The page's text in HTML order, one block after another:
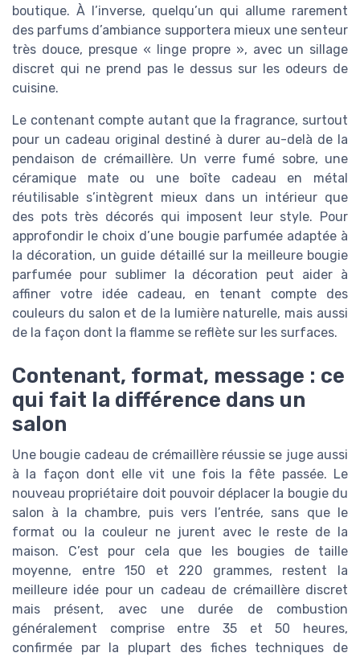
boutique. À l’inverse, quelqu’un qui allume rarement
des parfums d’ambiance supportera mieux une senteur
très douce, presque « linge propre », avec un sillage
discret qui ne prend pas le dessus sur les odeurs de
cuisine.
Le contenant compte autant que la fragrance, surtout
pour un cadeau original destiné à durer au-delà de la
pendaison de crémaillère. Un verre fumé sobre, une
céramique mate ou une boîte cadeau en métal
réutilisable s’intègrent mieux dans un intérieur que
des pots très décorés qui imposent leur style. Pour
approfondir le choix d’une bougie parfumée adaptée à
la décoration, un guide détaillé sur la meilleure bougie
parfumée pour sublimer la décoration peut aider à
affiner votre idée cadeau, en tenant compte des
couleurs du salon et de la lumière naturelle, mais aussi
de la façon dont la flamme se reflète sur les surfaces.
Contenant, format, message : ce
qui fait la différence dans un
salon
Une bougie cadeau de crémaillère réussie se juge aussi
à la façon dont elle vit une fois la fête passée. Le
nouveau propriétaire doit pouvoir déplacer la bougie du
salon à la chambre, puis vers l’entrée, sans que le
format ou la couleur ne jurent avec le reste de la
maison. C’est pour cela que les bougies de taille
moyenne, entre 150 et 220 grammes, restent la
meilleure idée pour un cadeau de crémaillère discret
mais présent, avec une durée de combustion
généralement comprise entre 35 et 50 heures,
confirmée par la plupart des fiches techniques de